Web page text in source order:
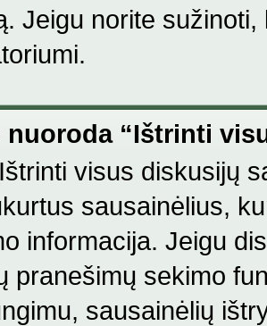
Jeigu norite
nuoroda “Ištrinti
visus diskusijų
sausainėlius,
informacija. Jeigu
pranešimų sekimo
sausainėlių